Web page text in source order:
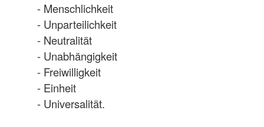
- Menschlichkeit
- Unparteilichkeit
- Neutralität
- Unabhängigkeit
- Freiwilligkeit
- Einheit
- Universalität.